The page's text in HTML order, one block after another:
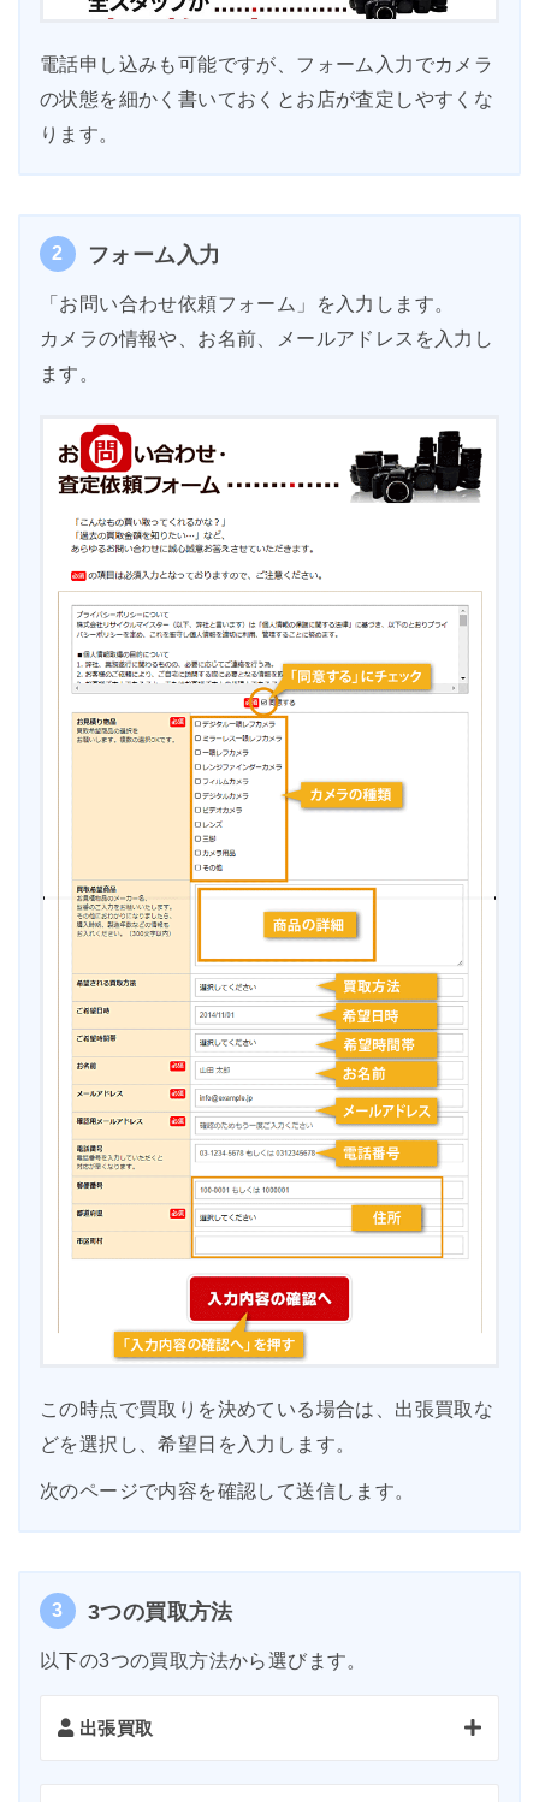
電話申し込みも可能ですが、フォーム入力でカメラ
の状態を細かく書いておくとお店が査定しやすくな
ります。
2 フォーム入力
「お問い合わせ依頼フォーム」を入力します。
カメラの情報や、お名前、メールアドレスを入力し
ます。
この時点で買取りを決めている場合は、出張買取な
どを選択し、希望日を入力します。
次のページで内容を確認して送信します。
3 3つの買取方法
以下の3つの買取方法から選びます。
出張買取